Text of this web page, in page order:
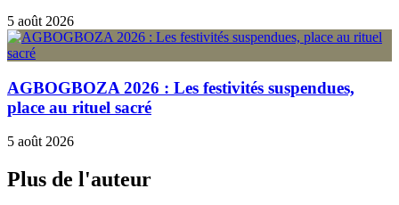
5 août 2026
AGBOGBOZA 2026 : Les festivités suspendues,
place au rituel sacré
5 août 2026
Plus de l'auteur